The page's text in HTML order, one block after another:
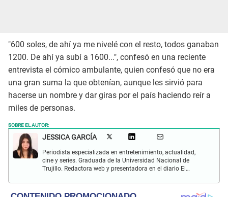
"600 soles, de ahí ya me nivelé con el resto, todos ganaban
1200. De ahí ya subí a 1600...", confesó en una reciente
entrevista el cómico ambulante, quien confesó que no era
una gran suma la que obtenían, aunque les sirvió para
hacerse un nombre y dar giras por el país haciendo reír a
miles de personas.
SOBRE EL AUTOR:
JESSICA GARCÍA
Periodista especializada en entretenimiento, actualidad,
cine y series. Graduada de la Universidad Nacional de
Trujillo. Redactora web y presentadora en el diario El
sociales, nuevas tecnologías, así como la defensa de los
derechos humanos y animales.